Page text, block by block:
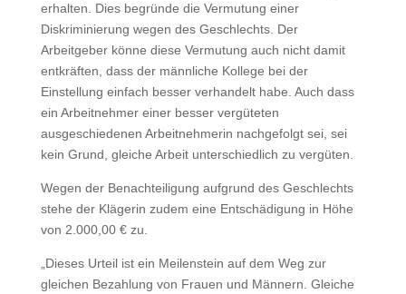
erhalten. Dies begründe die Vermutung einer
Diskriminierung wegen des Geschlechts. Der
Arbeitgeber könne diese Vermutung auch nicht damit
entkräften, dass der männliche Kollege bei der
Einstellung einfach besser verhandelt habe. Auch dass
ein Arbeitnehmer einer besser vergüteten
ausgeschiedenen Arbeitnehmerin nachgefolgt sei, sei
kein Grund, gleiche Arbeit unterschiedlich zu vergüten.
Wegen der Benachteiligung aufgrund des Geschlechts
stehe der Klägerin zudem eine Entschädigung in Höhe
von 2.000,00 € zu.
„Dieses Urteil ist ein Meilenstein auf dem Weg zur
gleichen Bezahlung von Frauen und Männern. Gleiche